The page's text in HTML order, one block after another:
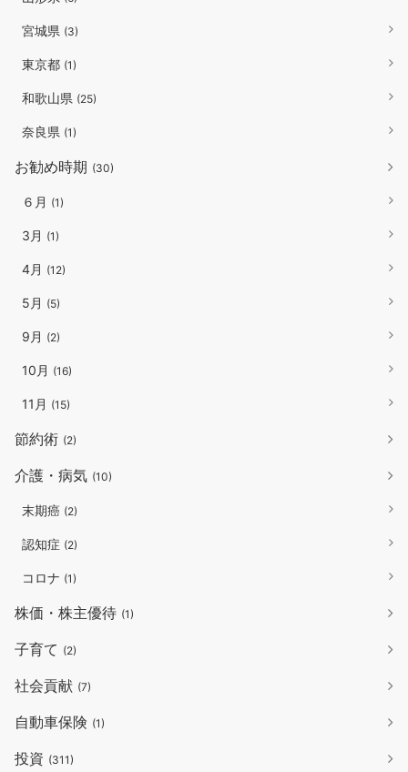
宮城県 (3)
東京都 (1)
和歌山県 (25)
奈良県 (1)
お勧め時期 (30)
６月 (1)
3月 (1)
4月 (12)
5月 (5)
9月 (2)
10月 (16)
11月 (15)
節約術 (2)
介護・病気 (10)
末期癌 (2)
認知症 (2)
コロナ (1)
株価・株主優待 (1)
子育て (2)
社会貢献 (7)
自動車保険 (1)
投資 (311)